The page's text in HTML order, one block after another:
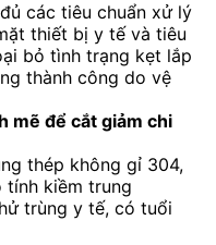
các tiêu chuẩn xử lý
thiết bị y tế và tiêu
bỏ tình trạng kẹt lắp
thành công do vệ
mẽ để cắt giảm chi
thép không gỉ 304,
kiềm trung
trùng y tế, có tuổi